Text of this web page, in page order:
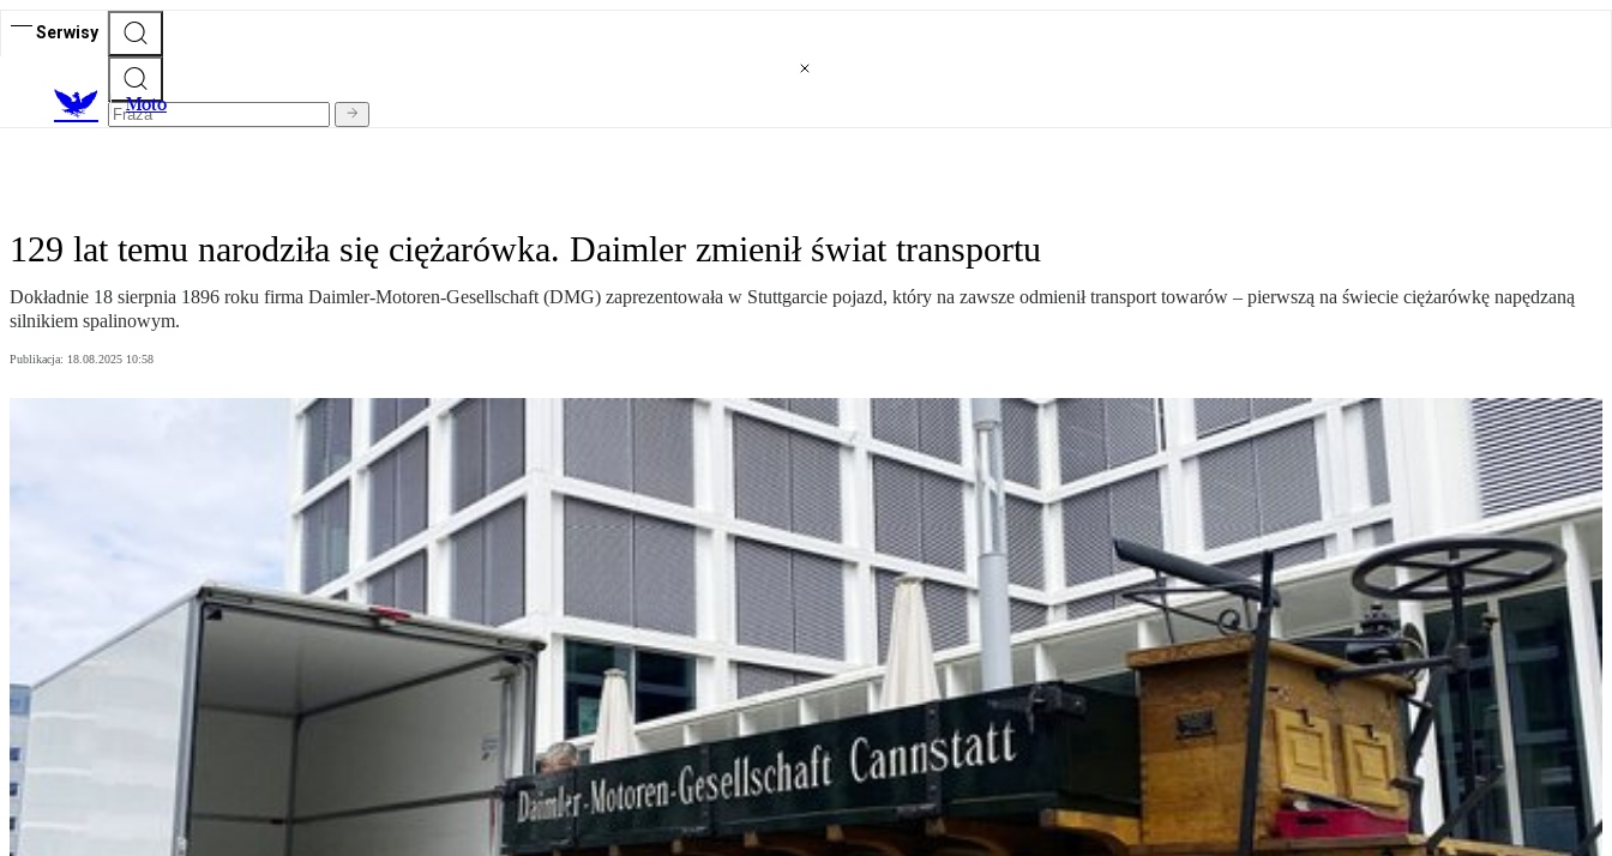
Serwisy
Moto
129 lat temu narodziła się ciężarówka. Daimler zmienił świat transportu
Dokładnie 18 sierpnia 1896 roku firma Daimler-Motoren-Gesellschaft (DMG) zaprezentowała w Stuttgarcie pojazd, który na zawsze odmienił transport towarów – pierwszą na świecie ciężarówkę napędzaną
silnikiem spalinowym.
Publikacja: 18.08.2025 10:58